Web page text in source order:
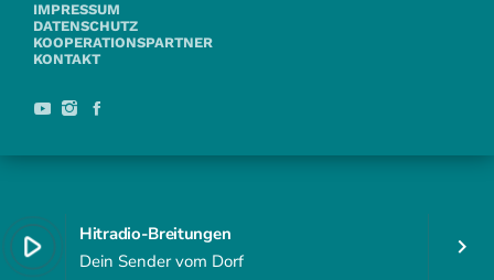
play_arrow
Hitradio-Breitungen
Dein Sender vom Dorf
keyboard_arrow_right
IMPRESSUM
DATENSCHUTZ
KOOPERATIONSPARTNER
KONTAKT